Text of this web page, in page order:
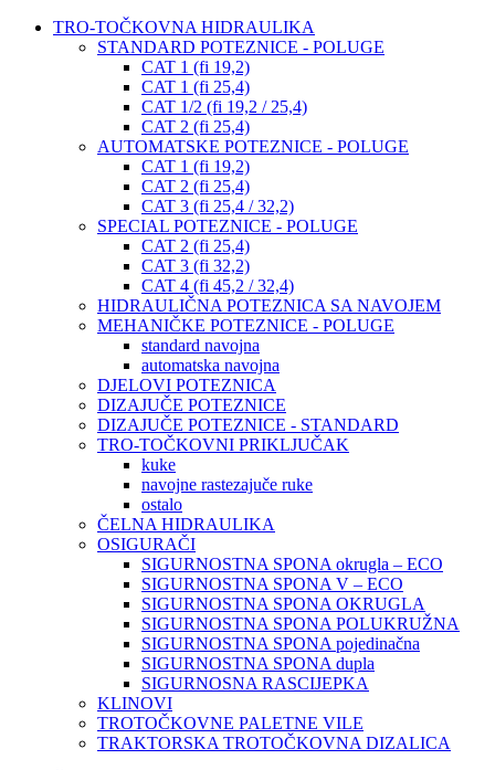
TRO-TOČKOVNA HIDRAULIKA
STANDARD POTEZNICE - POLUGE
CAT 1 (fi 19,2)
CAT 1 (fi 25,4)
CAT 1/2 (fi 19,2 / 25,4)
CAT 2 (fi 25,4)
AUTOMATSKE POTEZNICE - POLUGE
CAT 1 (fi 19,2)
CAT 2 (fi 25,4)
CAT 3 (fi 25,4 / 32,2)
SPECIAL POTEZNICE - POLUGE
CAT 2 (fi 25,4)
CAT 3 (fi 32,2)
CAT 4 (fi 45,2 / 32,4)
HIDRAULIČNA POTEZNICA SA NAVOJEM
MEHANIČKE POTEZNICE - POLUGE
standard navojna
automatska navojna
DJELOVI POTEZNICA
DIZAJUČE POTEZNICE
DIZAJUČE POTEZNICE - STANDARD
TRO-TOČKOVNI PRIKLJUČAK
kuke
navojne rastezajuče ruke
ostalo
ČELNA HIDRAULIKA
OSIGURAČI
SIGURNOSTNA SPONA okrugla – ECO
SIGURNOSTNA SPONA V – ECO
SIGURNOSTNA SPONA OKRUGLA
SIGURNOSTNA SPONA POLUKRUŽNA
SIGURNOSTNA SPONA pojedinačna
SIGURNOSTNA SPONA dupla
SIGURNOSNA RASCIJEPKA
KLINOVI
TROTOČKOVNE PALETNE VILE
TRAKTORSKA TROTOČKOVNA DIZALICA